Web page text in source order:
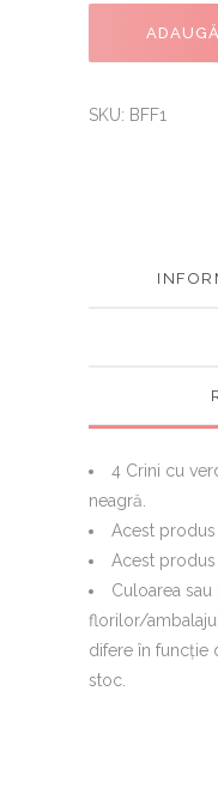
SKU: BFF1
4 Crini cu
neagră.
Acest
Acest produs
Culoarea sau
florilor/
difere în funcţie
stoc.